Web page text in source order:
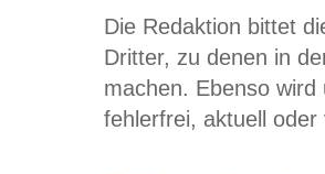
Die Redaktion bittet
Dritter, zu denen in
machen. Ebenso
fehlerfrei, aktuell oder